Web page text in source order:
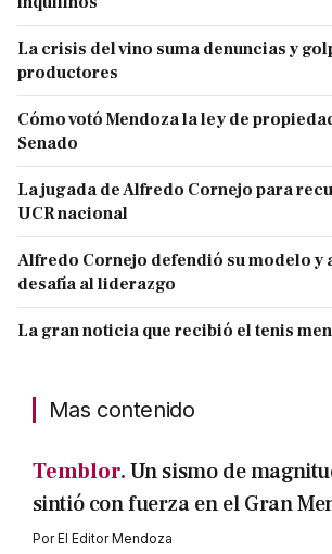
La crisis del vino suma denuncias y
productores
Cómo votó Mendoza la ley de
Senado
La jugada de Alfredo Cornejo para
UCR nacional
Alfredo Cornejo defendió su modelo y
desafía al liderazgo
La gran noticia que recibió el tenis
Mas contenido
Temblor.Un sismo de
sintió con fuerza en el Gran
PorEl Editor Mendoza